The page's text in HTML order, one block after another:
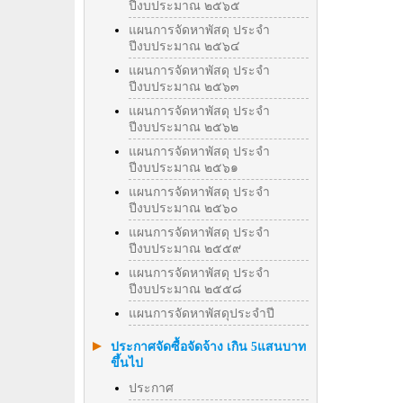
ปีงบประมาณ ๒๕๖๕
แผนการจัดหาพัสดุ ประจำ
ปีงบประมาณ ๒๕๖๔
แผนการจัดหาพัสดุ ประจำ
ปีงบประมาณ ๒๕๖๓
แผนการจัดหาพัสดุ ประจำ
ปีงบประมาณ ๒๕๖๒
แผนการจัดหาพัสดุ ประจำ
ปีงบประมาณ ๒๕๖๑
แผนการจัดหาพัสดุ ประจำ
ปีงบประมาณ ๒๕๖๐
แผนการจัดหาพัสดุ ประจำ
ปีงบประมาณ ๒๕๕๙
แผนการจัดหาพัสดุ ประจำ
ปีงบประมาณ ๒๕๕๘
แผนการจัดหาพัสดุประจำปี
ประกาศจัดซื้อจัดจ้าง เกิน 5แสนบาท
ขึ้นไป
ประกาศ